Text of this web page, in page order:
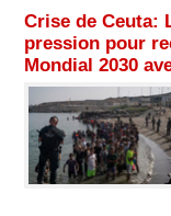
Crise de Ceuta:
pression pour
Mondial 2030